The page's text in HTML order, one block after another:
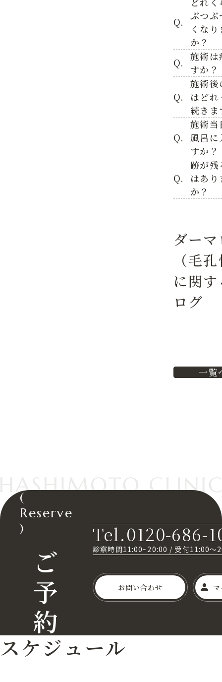
Q.
ぶつぶ
くな
か？
Q.
施術は
すか？
Q.
施術後
はど
続き
Q.
施術当
風呂
すか？
Q.
跡が
はあ
か？
ダー
（毛
に関
ログ
一覧
(
Reserve
)
ご
予
約
Tel.0120-686-
診察時間11:00~20:00 / 受付11:00～
お問い合わせ
スケジュール